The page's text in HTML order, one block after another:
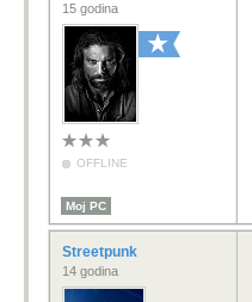
15 godina
OFFLINE
Moj PC
Streetpunk
14 godina